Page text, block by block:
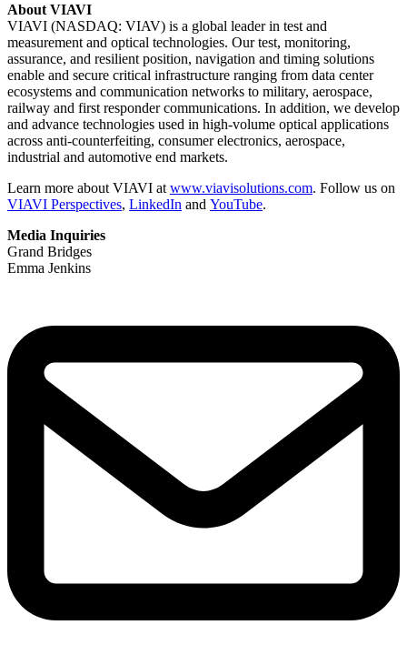
About VIAVI
VIAVI (NASDAQ: VIAV) is a global leader in test and
measurement and optical technologies. Our test, monitoring,
assurance, and resilient position, navigation and timing solutions
enable and secure critical infrastructure ranging from data center
ecosystems and communication networks to military, aerospace,
railway and first responder communications. In addition, we develop
and advance technologies used in high-volume optical applications
across anti-counterfeiting, consumer electronics, aerospace,
industrial and automotive end markets.
Learn more about VIAVI at www.viavisolutions.com. Follow us on
VIAVI Perspectives, LinkedIn and YouTube.
Media Inquiries
Grand Bridges
Emma Jenkins